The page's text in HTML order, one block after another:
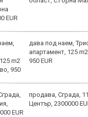
дава под наем,
апартамент, 125
950 EUR
продава, Сграда,
Център, 2300000